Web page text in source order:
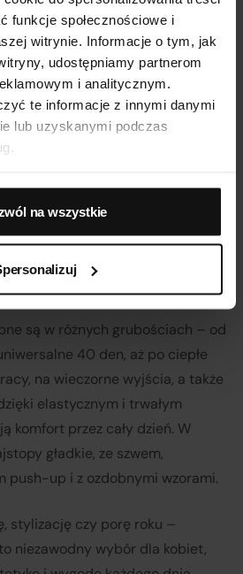
funkcje społecznościowe i
witrynie. Informacje o tym, jak
udostępniamy partnerom
i analitycznym.
te informacje z innymi danymi
lub uzyskanymi podczas
na wszystkie
Rajstopy z motywem panterki
79,99 zł
elementów kobiecej
w sobie komfort, estetykę i
oferujemy szeroką gamę
klasyczne i matowe, po
Każdy model
są w różnych grubościach – od
40 den, aż po ciepłe
na wieczorne wyjścia, a także
elastycznym i trwałym
komfort przez cały dzień. W
gładkie, ze szwem,
push-up i z ozdobnymi wzorami.
stylizację czy porę roku –
niezawodny wybór dla kobiet,